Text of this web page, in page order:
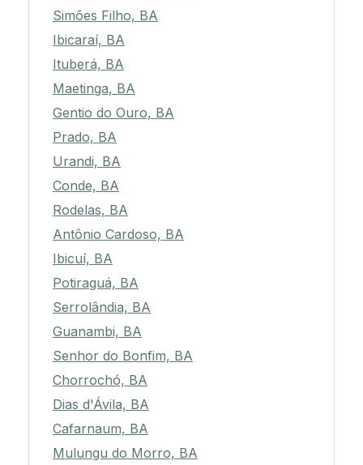
Simões Filho, BA
Ibicaraí, BA
Ituberá, BA
Maetinga, BA
Gentio do Ouro, BA
Prado, BA
Urandi, BA
Conde, BA
Rodelas, BA
Antônio Cardoso, BA
Ibicuí, BA
Potiraguá, BA
Serrolândia, BA
Guanambi, BA
Senhor do Bonfim, BA
Chorrochó, BA
Dias d'Ávila, BA
Cafarnaum, BA
Mulungu do Morro, BA